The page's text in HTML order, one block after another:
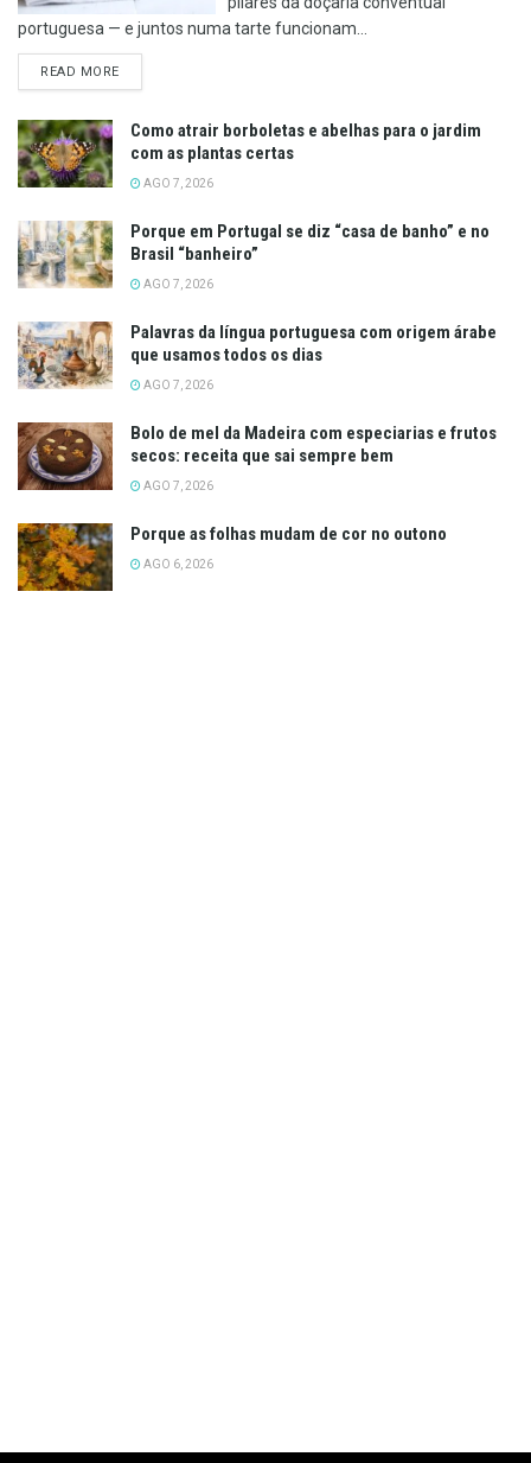
portuguesa — e juntos numa tarte funcionam...
READ MOREDETAILS
Como atrair borboletas e abelhas para o jardim
com as plantas certas
AGO 7, 2026
Porque em Portugal se diz “casa de banho” e no
Brasil “banheiro”
AGO 7, 2026
Palavras da língua portuguesa com origem árabe
que usamos todos os dias
AGO 7, 2026
Bolo de mel da Madeira com especiarias e frutos
secos: receita que sai sempre bem
AGO 7, 2026
Porque as folhas mudam de cor no outono
AGO 6, 2026